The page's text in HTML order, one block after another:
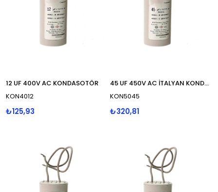
12 UF 400V AC KONDASOTÖR
KON4012
₺125,93
45 UF 450V AC İTALYAN KONDASOTÖR
KON5045
₺320,81